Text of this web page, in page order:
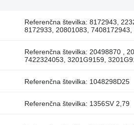
Referenčna številka: 8172943,
8172933, 20801083, 7408172943,
Referenčna številka: 20498870 ,
7422324053, 3201G9159,
Referenčna številka: 1048298D25
Referenčna številka: 1356SV 2,79